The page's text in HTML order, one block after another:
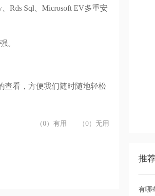
Rds Sql、Microsoft EV多重安
。
查看，方便我们随时随地轻松
（0）有用 （0）无用
推
有哪